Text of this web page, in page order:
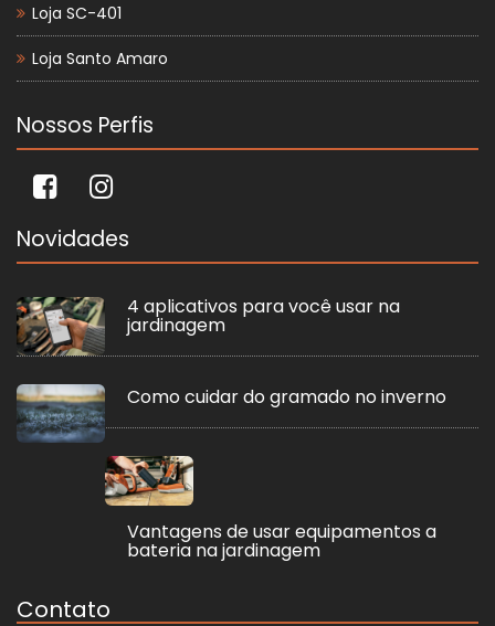
Loja SC-401
Loja Santo Amaro
Nossos Perfis
Novidades
4 aplicativos para você usar na
jardinagem
Como cuidar do gramado no inverno
Vantagens de usar equipamentos a
bateria na jardinagem
Contato